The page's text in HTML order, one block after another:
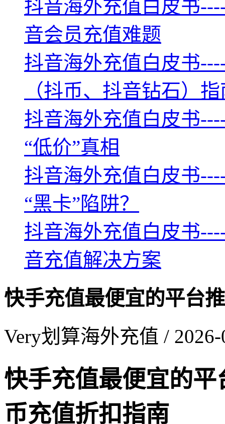
抖音海外充值白皮书
音会员充值难题
抖音海外充值白皮书
（抖币、抖音钻石）
抖音海外充值白皮书
“低价”真相
抖音海外充值白皮书
“黑卡”陷阱？
抖音海外充值白皮书
音充值解决方案
快手充值最便宜的平台
Very划算海外充值 / 2026-
快手充值最便宜的
币充值折扣指南